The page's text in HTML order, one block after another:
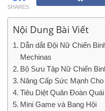
SHARES
Nội Dung Bài Viết
Dẫn dắt Đội Nữ Chiến
Mechinas
Bộ Sưu Tập Nữ Chiến
Nâng Cấp Sức Mạnh
Tiêu Diệt Quân Đoàn
Mini Game và Bang Hội